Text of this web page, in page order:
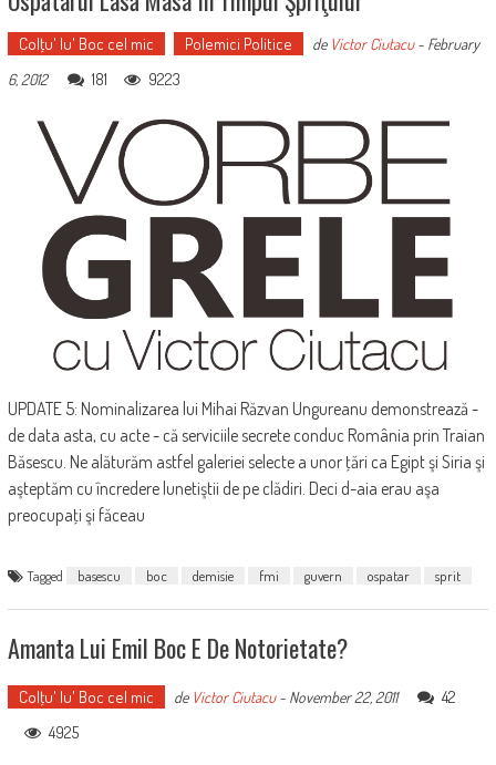
Colţu' lu' Boc cel mic Polemici Politice de Victor Ciutacu- February
6, 2012
181 9223
UPDATE 5: Nominalizarea lui Mihai Răzvan Ungureanu demonstrează -
de data asta, cu acte - că serviciile secrete conduc România prin Traian
Băsescu. Ne alăturăm astfel galeriei selecte a unor ţări ca Egipt şi Siria şi
aşteptăm cu încredere lunetiştii de pe clădiri. Deci d-aia erau aşa
preocupaţi şi făceau
Tagged basescu boc demisie fmi guvern ospatar sprit
Amanta Lui Emil Boc E De Notorietate?
Colţu' lu' Boc cel mic de Victor Ciutacu- November 22, 2011
42
4925